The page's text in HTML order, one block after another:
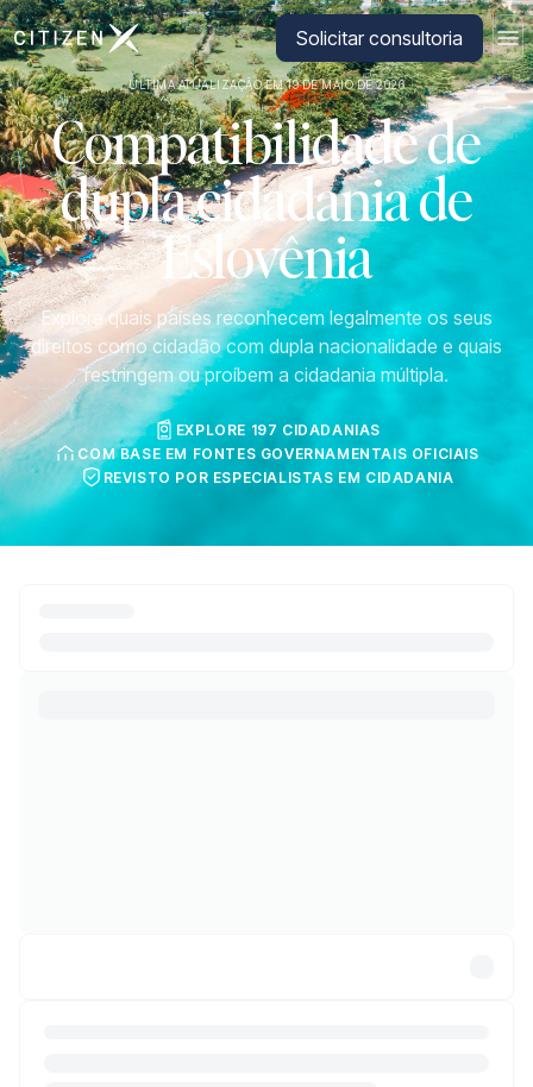
Ir para a página inicial da CitizenX Solicitar consultoria
ÚLTIMA ATUALIZAÇÃO EM 19 DE MAIO DE 2026
Compatibilidade de
dupla cidadania de
Eslovênia
Explore quais países reconhecem legalmente os seus
direitos como cidadão com dupla nacionalidade e quais
restringem ou proíbem a cidadania múltipla.
EXPLORE 197 CIDADANIAS
COM BASE EM FONTES GOVERNAMENTAIS OFICIAIS
REVISTO POR ESPECIALISTAS EM CIDADANIA